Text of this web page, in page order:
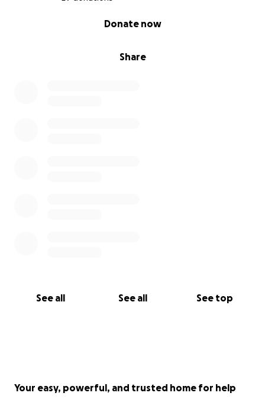
Share
Donate now
See all See all See top
Your easy, powerful, and trusted home for help